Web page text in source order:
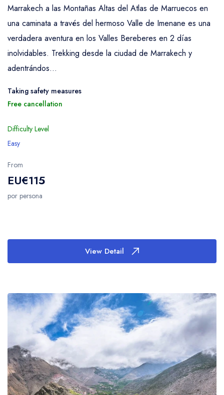
Marrakech a las Montañas Altas del Atlas de Marruecos en
una caminata a través del hermoso Valle de Imenane es una
verdadera aventura en los Valles Bereberes en 2 días
inolvidables. Trekking desde la ciudad de Marrakech y
adentrándos...
Taking safety measures
Free cancellation
Difficulty Level
Easy
From
EU€115
por persona
View Detail